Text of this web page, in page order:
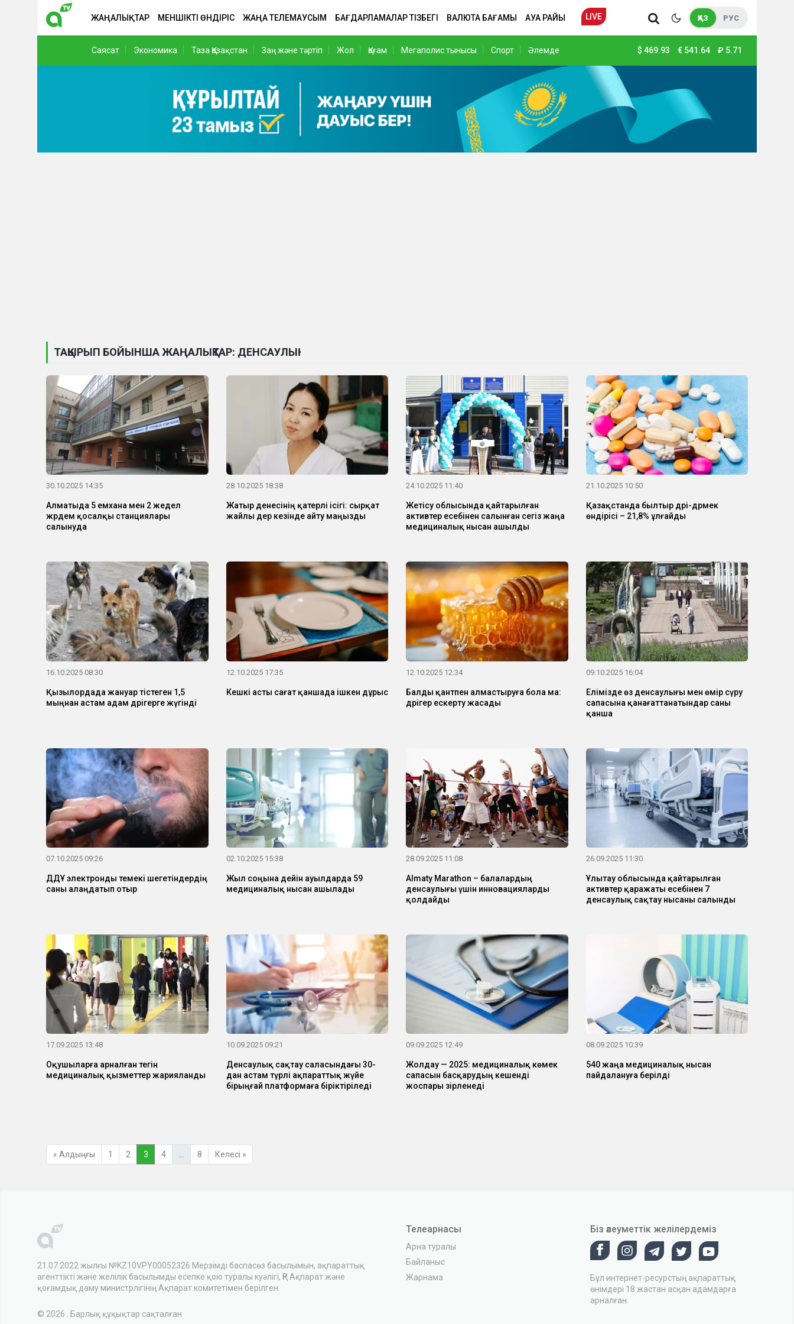
ЖАҢАЛЫҚТАР МЕНШІКТІ ӨНДІРІС ЖАҢА ТЕЛЕМАУСЫМ БАҒДАРЛАМАЛАР ТІЗБЕГІ ВАЛЮТА БАҒАМЫ АУА РАЙЫ LIVE ҚАЗ РУС
Саясат Экономика Таза Қазақстан Заң және тәртіп Жол Қоғам Мегаполис тынысы Спорт Әлемде $ 469.93 € 541.64 ₽ 5.71
ТАҚЫРЫП БОЙЫНША ЖАҢАЛЫҚТАР: ДЕНСАУЛЫҚ
30.10.2025 14:35
Алматыда 5 емхана мен 2 жедел
жәрдем қосалқы станциялары
салынуда
28.10.2025 18:38
Жатыр денесінің қатерлі ісігі: сырқат
жайлы дер кезінде айту маңызды
24.10.2025 11:40
Жетісу облысында қайтарылған
активтер есебінен салынған сегіз жаңа
медициналық нысан ашылды
21.10.2025 10:50
Қазақстанда былтыр дәрі-дәрмек
өндірісі – 21,8% ұлғайды
16.10.2025 08:30
Қызылордада жануар тістеген 1,5
мыңнан астам адам дәрігерге жүгінді
12.10.2025 17:35
Кешкі асты сағат қаншада ішкен дұрыс
12.10.2025 12:34
Балды қантпен алмастыруға бола ма:
дәрігер ескерту жасады
09.10.2025 16:04
Елімізде өз денсаулығы мен өмір сүру
сапасына қанағаттанатындар саны
қанша
07.10.2025 09:26
ДДҰ электронды темекі шегетіндердің
саны алаңдатып отыр
02.10.2025 15:38
Жыл соңына дейін ауылдарда 59
медициналық нысан ашылады
28.09.2025 11:08
Almaty Marathon – балалардың
денсаулығы үшін инновацияларды
қолдайды
26.09.2025 11:30
Ұлытау облысында қайтарылған
активтер қаражаты есебінен 7
денсаулық сақтау нысаны салынды
17.09.2025 13:48
Оқушыларға арналған тегін
медициналық қызметтер жарияланды
10.09.2025 09:21
Денсаулық сақтау саласындағы 30-
дан астам түрлі ақпараттық жүйе
бірыңғай платформаға біріктіріледі
09.09.2025 12:49
Жолдау — 2025: медициналық көмек
сапасын басқарудың кешенді
жоспары әзірленеді
08.09.2025 10:39
540 жаңа медициналық нысан
пайдалануға берілді
« Алдыңғы 1 2 3 4 8 Келесі »
21.07.2022 жылғы №KZ10VPY00052326 Мерзімді баспасөз басылымын, ақпараттық
агенттікті және желілік басылымды есепке қою туралы куәлігі, ҚР Ақпарат және
қоғамдық даму министрлігінің Ақпарат комитетімен берілген.
© 2026 . Барлық құқықтар сақталған
Телеарнасы
Арна туралы
Байланыс
Жарнама
Біз әлеуметтік желілердеміз
Бұл интернет-ресурстың ақпараттық
өнімдері 18 жастан асқан адамдарға
арналған.